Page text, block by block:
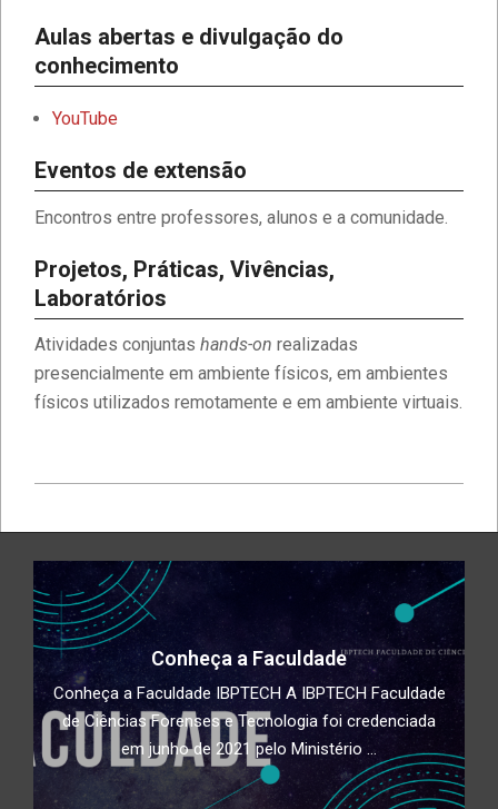
Aulas abertas e divulgação do
conhecimento
YouTube
Eventos de extensão
Encontros entre professores, alunos e a comunidade.
Projetos, Práticas, Vivências,
Laboratórios
Atividades conjuntas hands-on realizadas
presencialmente em ambiente físicos, em ambientes
físicos utilizados remotamente e em ambiente virtuais.
Conheça a Faculdade
Conheça a Faculdade IBPTECH A IBPTECH Faculdade
de Ciências Forenses e Tecnologia foi credenciada
em junho de 2021 pelo Ministério ...